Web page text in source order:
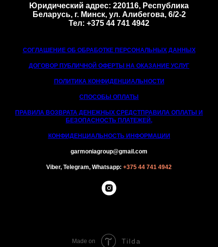
Юридический адрес: 220116, Республика
Беларусь, г. Минск, ул. Алибегова, 6/2-2
Тел: +375 44 741 4942
СОГЛАШЕНИЕ ОБ ОБРАБОТКЕ ПЕРСОНАЛЬНЫХ ДАННЫХ
ДОГОВОР ПУБЛИЧНОЙ ОФЕРТЫ НА ОКАЗАНИЕ УСЛУГ
ПОЛИТИКА КОНФИДЕНЦИАЛЬНОСТИ
СПОСОБЫ ОПЛАТЫ
ПРАВИЛА ВОЗВРАТА ДЕНЕЖНЫХ СРЕДСТПРАВИЛА ОПЛАТЫ И
БЕЗОПАСНОСТЬ ПЛАТЕЖЕЙ,
КОНФИДЕНЦИАЛЬНОСТЬ ИНФОРМАЦИИ
garmoniagroup@gmail.com
Viber, Telegram, Whatsapp: +375 44 741 4942
Made on Tilda